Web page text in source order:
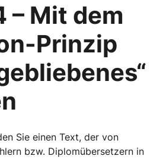
– Mit dem
Prinzip
Sie einen Text, der von
bzw. Diplomübersetzern in